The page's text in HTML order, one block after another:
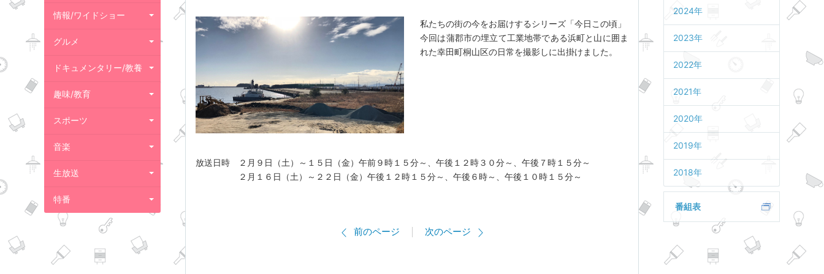
情報/ワイドショー
グルメ
ドキュメンタリー/教養
趣味/教育
スポーツ
音楽
生放送
特番
私たちの街の今をお届けするシリーズ「今日この頃」
今回は蒲郡市の埋立て工業地帯である浜町と山に囲ま
れた幸田町桐山区の日常を撮影しに出掛けました。
放送日時 ２月９日（土）～１５日（金）午前９時１５分～、午後１２時３０分～、午後７時１５分～
２月１６日（土）～２２日（金）午後１２時１５分～、午後６時～、午後１０時１５分～
前のページ 次のページ
2024年
2023年
2022年
2021年
2020年
2019年
2018年
番組表